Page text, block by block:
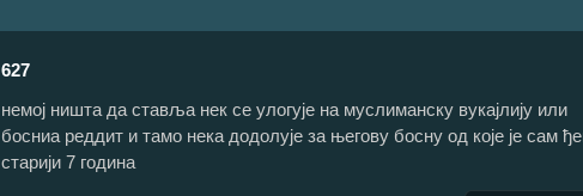
627
немој ништа да ставља нек се улогује на муслиманску вукајлију или
босниа реддит и тамо нека додолује за његову босну од које је сам
старији 7 година